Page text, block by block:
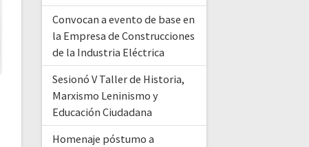
Convocan a evento de base en
la Empresa de Construcciones
de la Industria Eléctrica
Sesionó V Taller de Historia,
Marxismo Leninismo y
Educación Ciudadana
Homenaje póstumo a